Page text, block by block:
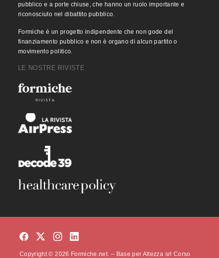
pubblico e a porte chiuse, che hanno un ruolo importante e
riconosciuto nel dibattito pubblico.
Formiche è un progetto indipendente che non gode del
finanziamento pubblico e non è organo di alcun partito o
movimento politico.
LE NOSTRE RIVISTE
Copyright © 2026 Formiche.net. – Base per Altezza srl Corso